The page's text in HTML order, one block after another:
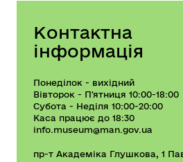
Контактна
інформація
Понеділок - вихідний
Вівторок - П'ятниця 10:00-18:00
Субота - Неділя 10:00-20:00
Каса працює до 18:30
info.museum@man.gov.ua
пр-т Академіка Глушкова, 1